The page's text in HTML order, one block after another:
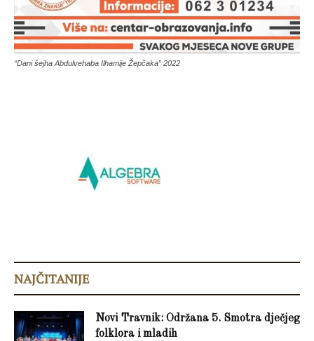
“Dani šejha Abdulvehaba Ilhamije Žepčaka” 2022
NAJČITANIJE
Novi Travnik: Održana 5. Smotra dječjeg
folklora i mladih